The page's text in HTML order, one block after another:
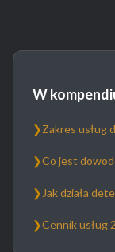
W
❯Zakres usług
❯Co jest
❯ Jak działa
❯Cennik usług